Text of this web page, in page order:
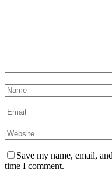
Save my name, email,
time I comment.